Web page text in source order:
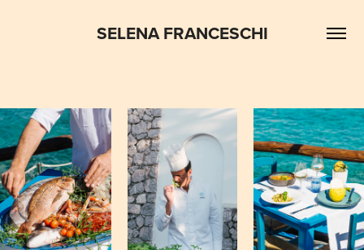
SELENA FRANCESCHI